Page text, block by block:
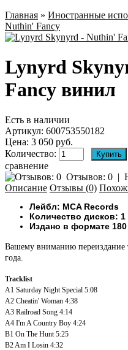
Главная » Иностранные
Nuthin' Fancy
Lynyrd
Fancy винил
Есть в наличии
Артикул: 600753550182
Цена: 3 050 руб.
Количество:
сравнение
Отзывов: 0 |
Описание Отзывы (0)
Лейбл: MCA Records
Количество дисков: 1
Издано в формате 180
Вашему вниманию переиздание
года.
Tracklist
A1 Saturday Night Special 5:08
A2 Cheatin' Woman 4:38
A3 Railroad Song 4:14
A4 I'm A Country Boy 4:24
B1 On The Hunt 5:25
B2Am I Losin 4:32